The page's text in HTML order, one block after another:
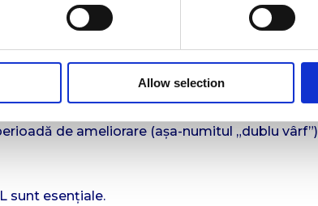
Allow selection
SAU
de ameliorare (așa-numitul „dublu vârf”)
sunt esențiale.